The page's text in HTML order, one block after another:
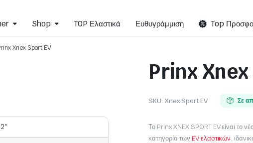
Shop
Ελαστικά Moto
Pirelli MOTO
Metzeler
TOP Ελαστικά Ευθυγράμμιση Top
Xnex Sport EV
Prinx
SKU: Xnex Sport EV Σε
Το Prinx XNEX SPORT EV είναι το
κατηγορία των EV ελαστικών,